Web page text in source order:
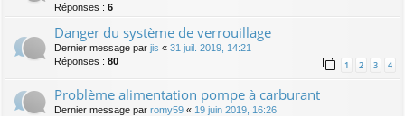
Réponses : 6
Danger du système de verrouillage
Dernier message par jis « 31 juil. 2019, 14:21
Réponses : 80 1 2 3 4
Problème alimentation pompe à carburant
Dernier message par romy59 « 19 juin 2019, 16:26